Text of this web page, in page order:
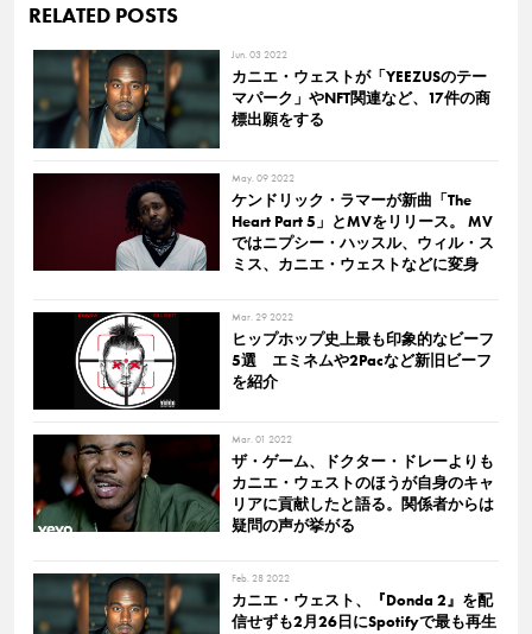
RELATED POSTS
Jun. 03 2022
カニエ・ウェストが「YEEZUSのテー
マパーク」やNFT関連など、17件の商
標出願をする
May. 09 2022
ケンドリック・ラマーが新曲「The
Heart Part 5」とMVをリリース。 MV
ではニプシー・ハッスル、ウィル・ス
ミス、カニエ・ウェストなどに変身
Mar. 29 2022
ヒップホップ史上最も印象的なビーフ
5選 エミネムや2Pacなど新旧ビーフ
を紹介
Mar. 01 2022
ザ・ゲーム、ドクター・ドレーよりも
カニエ・ウェストのほうが自身のキャ
リアに貢献したと語る。関係者からは
疑問の声が挙がる
Feb. 28 2022
カニエ・ウェスト、『Donda 2』を配
信せずも2月26日にSpotifyで最も再生